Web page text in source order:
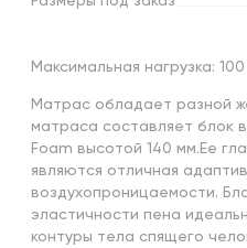
Максимальная нагрузка: 100
Матрас обладает разной
матраса составляет блок
Foam высотой 140 мм.Ее
являются отличная
воздухопроницаемости.
эластичности пена
контуры тела спящего